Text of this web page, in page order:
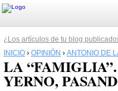
¿Los artículos de tu blog
INICIO › OPINIÓN › ANTONIO DE
LA
YERNO,